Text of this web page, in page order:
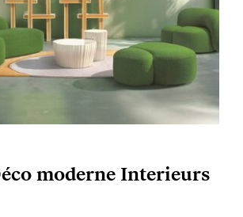
moderne Interieurs